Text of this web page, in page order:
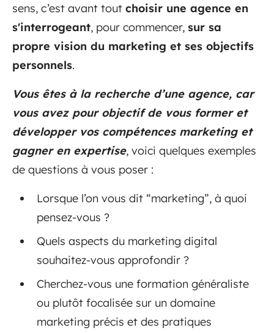
sens, c’est avant tout choisir une agence en
s'interrogeant, pour commencer, sur sa
propre vision du marketing et ses objectifs
personnels.
Vous êtes à la recherche d’une agence, car
vous avez pour objectif de vous former et
développer vos compétences marketing et
gagner en expertise, voici quelques exemples
de questions à vous poser :
Lorsque l’on vous dit “marketing”, à quoi
pensez-vous ?
Quels aspects du marketing digital
souhaitez-vous approfondir ?
Cherchez-vous une formation généraliste
ou plutôt focalisée sur un domaine
marketing précis et des pratiques